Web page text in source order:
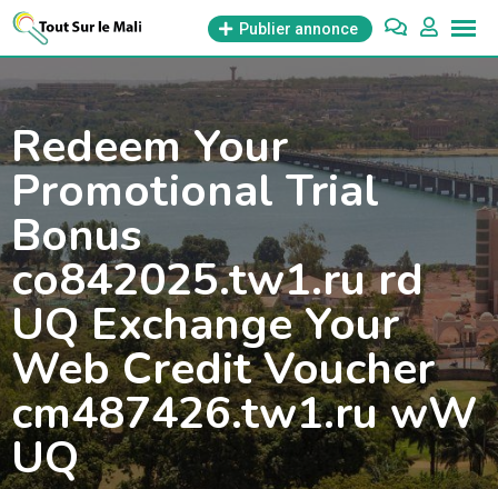
Aller
Publier annonce
Redeem Your
Promotional Trial
Bonus
co842025.tw1.ru rd
UQ Exchange Your
Web Credit Voucher
cm487426.tw1.ru wW
UQ